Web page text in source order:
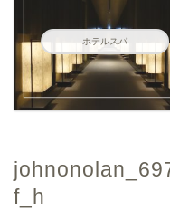
ホテルスパ
f_h